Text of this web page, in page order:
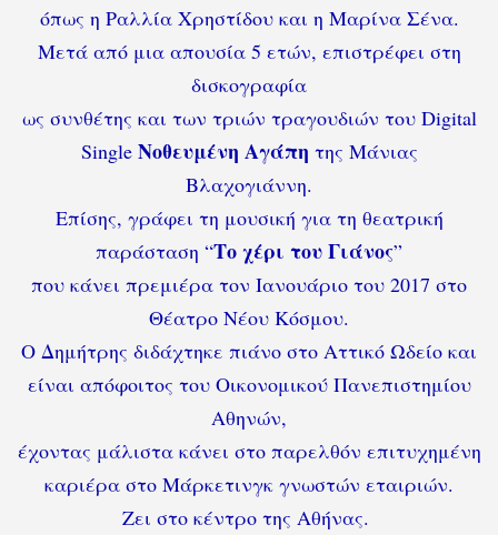
όπως η Ραλλία Χρηστίδου και η Μαρίνα Σένα.
Μετά από μια απουσία 5 ετών, επιστρέφει στη
δισκογραφία
ως συνθέτης και των τριών τραγουδιών του Digital
Single Νοθευμένη Αγάπη της Μάνιας
Βλαχογιάννη.
Επίσης, γράφει τη μουσική για τη θεατρική
παράσταση “Το χέρι του Γιάνος”
που κάνει πρεμιέρα τον Ιανουάριο του 2017 στο
Θέατρο Νέου Κόσμου.
Ο Δημήτρης διδάχτηκε πιάνο στο Αττικό Ωδείο και
είναι απόφοιτος του Οικονομικού Πανεπιστημίου
Αθηνών,
έχοντας μάλιστα κάνει στο παρελθόν επιτυχημένη
καριέρα στο Μάρκετινγκ γνωστών εταιριών.
Ζει στο κέντρο της Αθήνας.